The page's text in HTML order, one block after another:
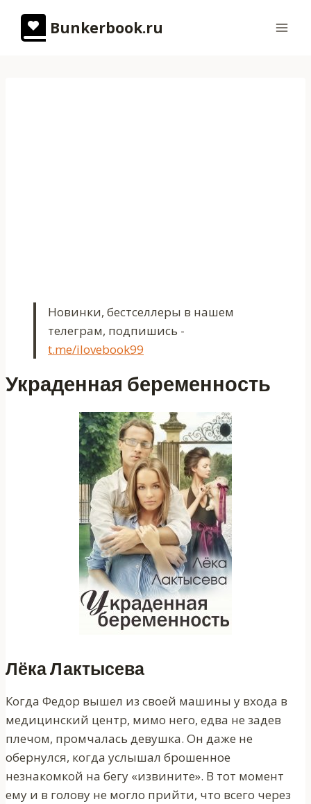
содержимому
Bunkerbook.ru
Новинки, бестселлеры в нашем
телеграм, подпишись -
t.me/ilovebook99
Украденная беременность
Лёка Лактысева
Когда Федор вышел из своей машины у входа в
медицинский центр, мимо него, едва не задев
плечом, промчалась девушка. Он даже не
обернулся, когда услышал брошенное
незнакомкой на бегу «извините». В тот момент
ему и в голову не могло прийти, что всего через